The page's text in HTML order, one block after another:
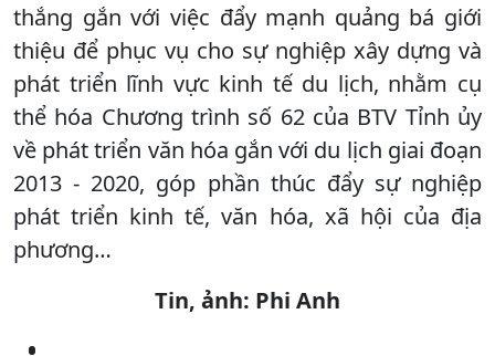
thắng gắn với việc đẩy mạnh quảng bá giới
thiệu để phục vụ cho sự nghiệp xây dựng và
phát triển lĩnh vực kinh tế du lịch, nhằm cụ
thể hóa Chương trình số 62 của BTV Tỉnh ủy
về phát triển văn hóa gắn với du lịch giai đoạn
2013 - 2020, góp phần thúc đẩy sự nghiệp
phát triển kinh tế, văn hóa, xã hội của địa
phương…
Tin, ảnh: Phi Anh